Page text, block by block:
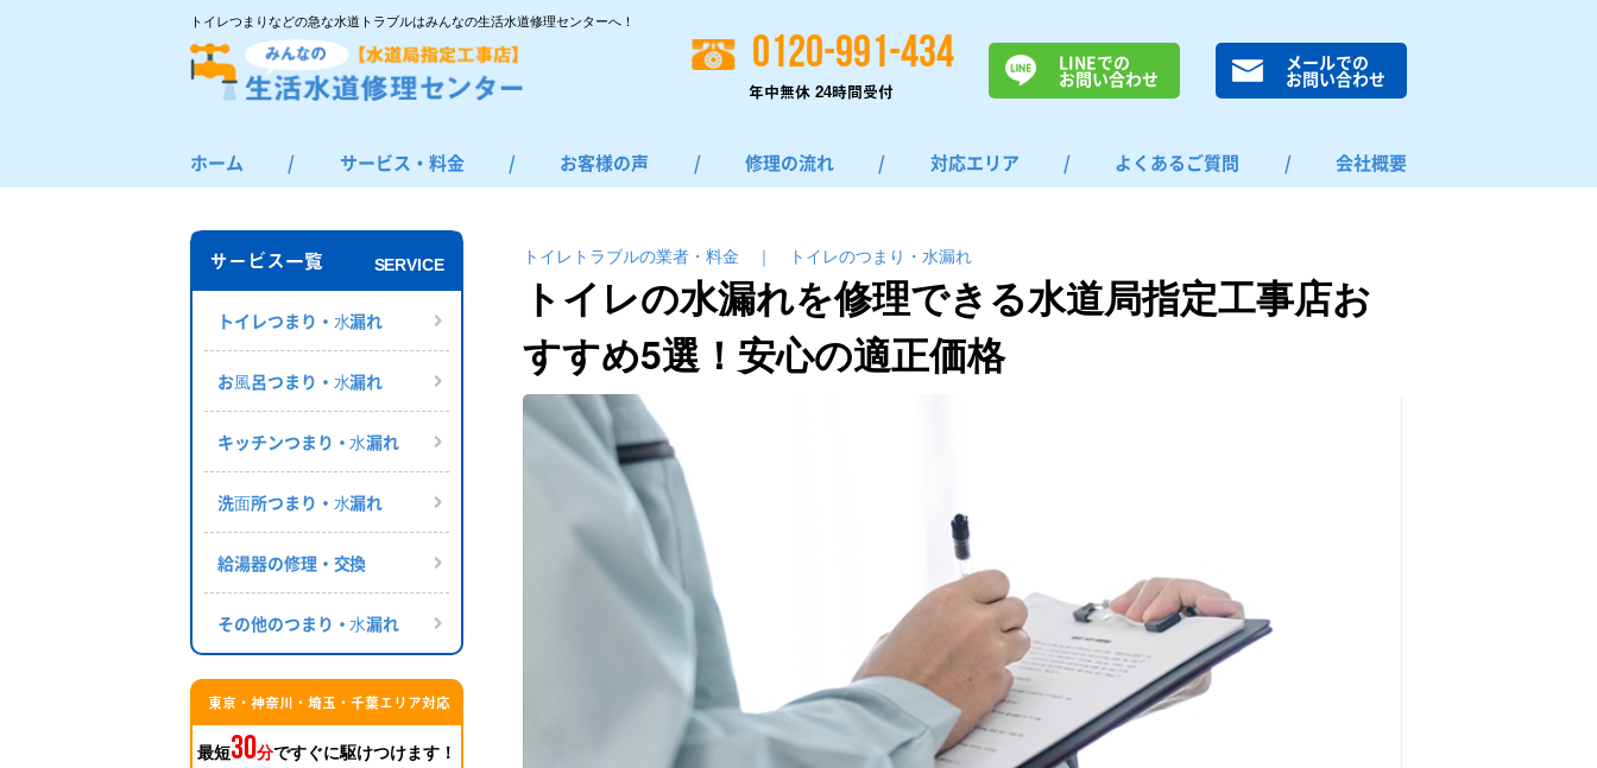
トイレつまりなどの急な水道トラブルはみんなの生活水道修理センターへ！
0120-991-434
年中無休 24時間受付
LINEでの
お問い合わせ
メールでの
お問い合わせ
ホーム / サービス・料金
トイレつまり・水漏れ
お風呂つまり・水漏れ
キッチンつまり・水漏れ
洗面所つまり・水漏れ
給湯器の修理・交換
その他のつまり・水漏れ
/ お客様の声 / 修理の流れ / 対応エリア / よくあるご質問 / 会社概要
サービス一覧 SERVICE
トイレつまり・⽔漏れ
お⾵呂つまり・⽔漏れ
キッチンつまり・⽔漏れ
洗⾯所つまり・⽔漏れ
給湯器の修理・交換
その他のつまり・⽔漏れ
東京・神奈川・埼玉・千葉エリア対応
最短30分ですぐに駆けつけます！
トイレトラブルの業者・料金 ｜ トイレのつまり・⽔漏れ
トイレの水漏れを修理できる水道局指定工事店お
すすめ5選！安心の適正価格